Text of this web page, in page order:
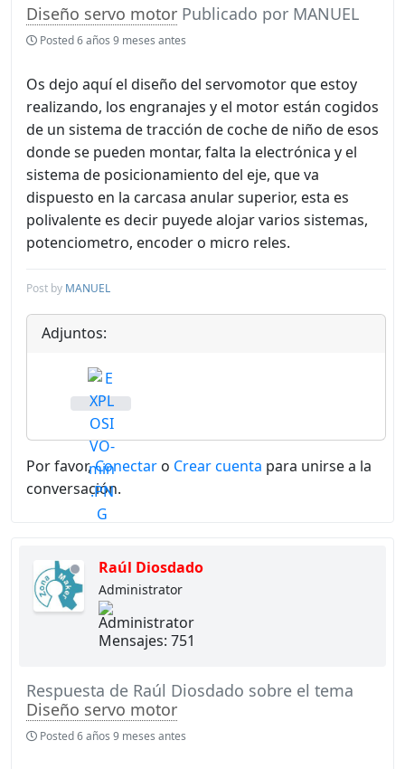
Diseño servo motor Publicado por MANUEL
Posted6 años 9 meses antes
Os dejo aquí el diseño del servomotor que estoy
realizando, los engranajes y el motor están cogidos
de un sistema de tracción de coche de niño de esos
donde se pueden montar, falta la electrónica y el
sistema de posicionamiento del eje, que va
dispuesto en la carcasa anular superior, esta es
polivalente es decir puyede alojar varios sistemas,
potenciometro, encoder o micro reles.
Post by MANUEL
Adjuntos:
Por favor,Conectar o Crear cuenta para unirse a la
conversación.
Raúl Diosdado
de
línea Administrator
Mensajes: 751
Respuesta de Raúl Diosdado sobre el tema
Diseño servo motor
Posted6 años 9 meses antes